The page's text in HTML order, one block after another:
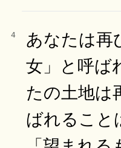
4
あなたは再
女」と呼ば
たの土地は
ばれること